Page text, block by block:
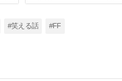
#笑える話 #FF